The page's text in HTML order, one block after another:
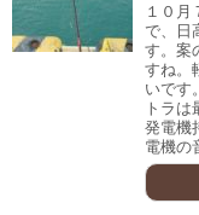
１０月
で、日
す。案
すね。
いです
トラ
発電機
電機の